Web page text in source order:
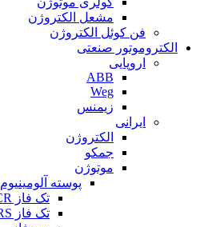
مشعل الکتروژن
فن کوئل الکتروژن
الکتروموتور صنعتی
اروپایی
ABB
Weg
زیمنس
ایرانی
الکتروژن
جمکو
موتوژن
پوسته آلومینیوم
تک فاز CR
تک فاز CRS یا کلاچ دار